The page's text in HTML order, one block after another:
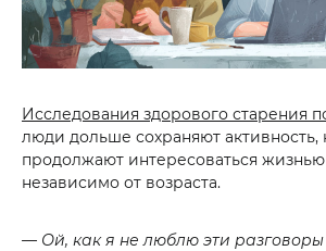
Исследования здорового старения
люди дольше сохраняют активность,
продолжают интересоваться
независимо от возраста.
— Ой, как я не люблю эти разговоры